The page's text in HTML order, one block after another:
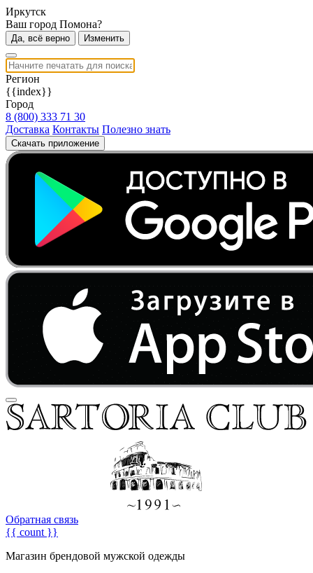
Иркутск
Ваш город Помона?
Да, всё верно Изменить
Регион
{{index}}
Город
8 (800) 333 71 30
Доставка Контакты Полезно знать
Скачать приложение
Обратная связь
{{ count }}
Магазин брендовой мужской одежды